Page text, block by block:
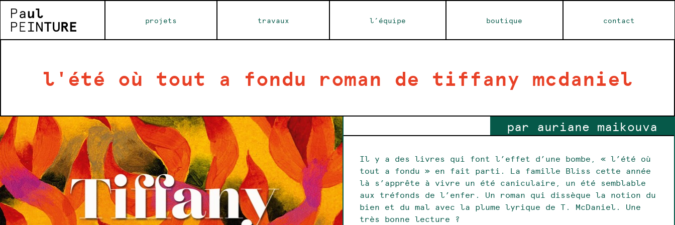
projets travaux l’équipe boutique contact
l'été où tout a fondu roman de tiffany mcdaniel
par auriane maikouva
Il y a des livres qui font l’effet d’une bombe, « l’été où
tout a fondu » en fait parti. La famille Bliss cette année
là s’apprête à vivre un été caniculaire, un été semblable
aux tréfonds de l’enfer. Un roman qui dissèque la notion du
bien et du mal avec la plume lyrique de T. McDaniel. Une
très bonne lecture ?